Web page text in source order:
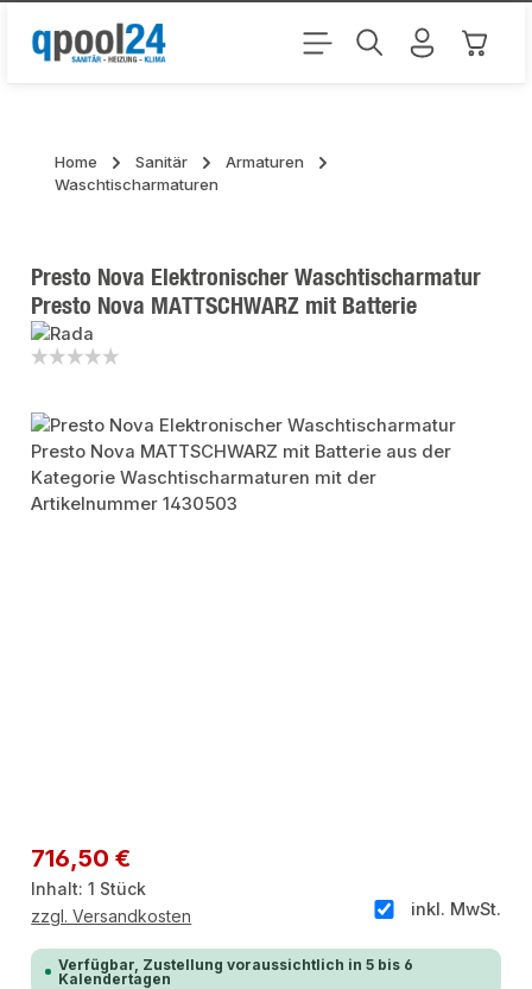
Zum Hauptinhalt springen
Home Sanitär
Armaturen
Waschtischarmaturen
Presto Nova Elektronischer Waschtischarmatur
Presto Nova MATTSCHWARZ mit Batterie
Bildergalerie überspringen
Regulärer Preis:
716,50 €
Inhalt:1 Stück
inkl. MwSt.
zzgl. Versandkosten
Verfügbar, Zustellung voraussichtlich in 5 bis 6
Kalendertagen